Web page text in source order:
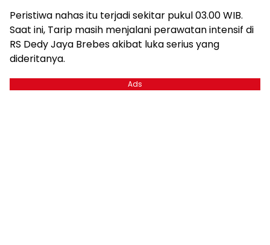
Peristiwa nahas itu terjadi sekitar pukul 03.00 WIB.
Saat ini, Tarip masih menjalani perawatan intensif di
RS Dedy Jaya Brebes akibat luka serius yang
dideritanya.
Ads